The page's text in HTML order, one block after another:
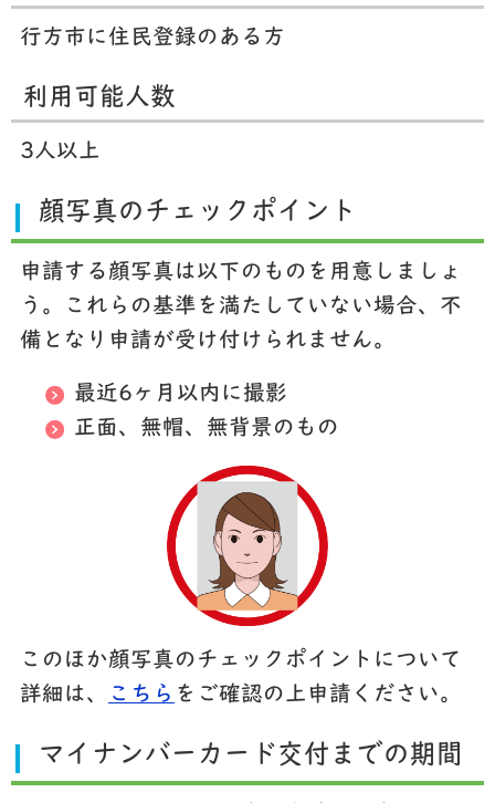
行方市に住民登録のある方
利用可能人数
3人以上
顔写真のチェックポイント
申請する顔写真は以下のものを用意しましょ
う。これらの基準を満たしていない場合、不
備となり申請が受け付けられません。
最近6ヶ月以内に撮影
正面、無帽、無背景のもの
このほか顔写真のチェックポイントについて
詳細は、
こちら をご確認の上申請ください。
マイナンバーカード交付までの期間